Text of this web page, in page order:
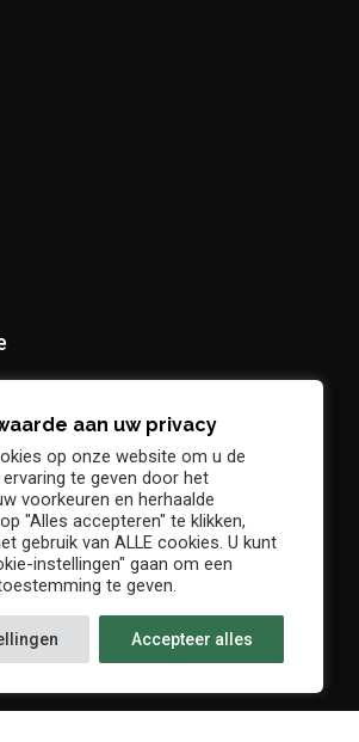
Club
aan uw privacy
op onze website om u de
te geven door het
voorkeuren en herhaalde
"Alles accepteren" te klikken,
gebruik van ALLE cookies. U kunt
instellingen" gaan om een
te geven.
Accepteer alles